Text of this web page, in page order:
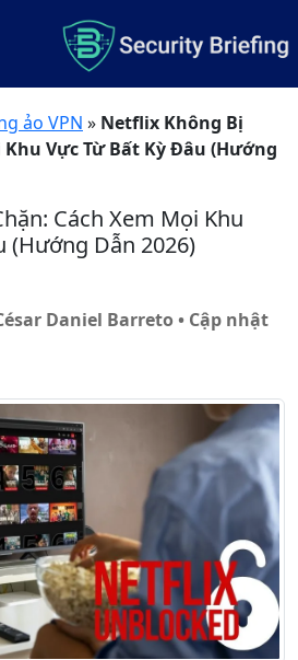
ảo VPN » Netflix Không Bị
Khu Vực Từ Bất Kỳ Đâu (Hướng
Cách Xem Mọi Khu
(Hướng Dẫn 2026)
Daniel Barreto• Cập nhật